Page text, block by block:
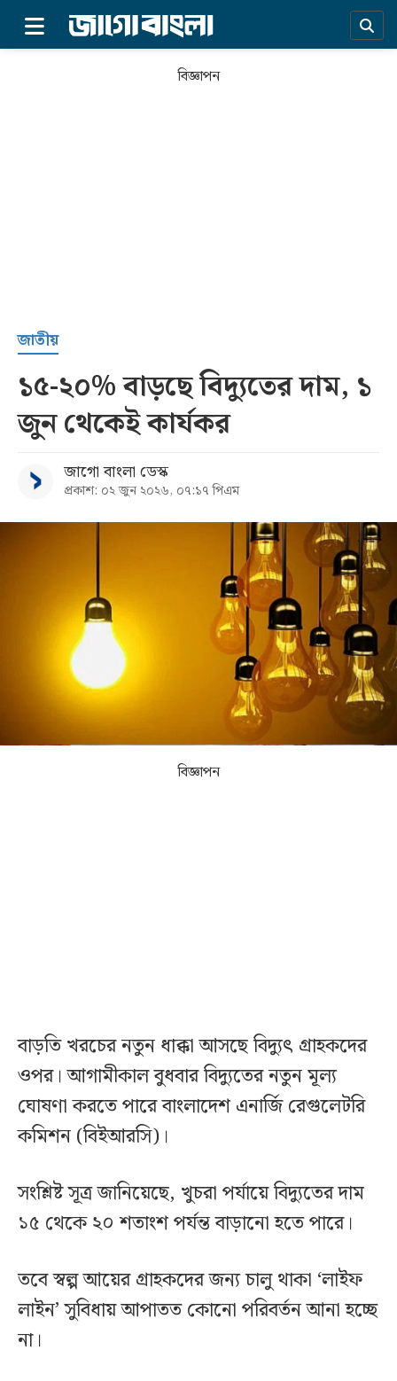
সর্বশেষ
সব
বিভাগ
কনভার্টার
বিজ্ঞাপন
জাতীয়
১৫-২০% বাড়ছে বিদ্যুতের দাম, ১
জুন থেকেই কার্যকর
জাগো বাংলা ডেস্ক
প্রকাশ: ০২ জুন ২০২৬, ০৭:১৭ পিএম
বিজ্ঞাপন
বাড়তি খরচের নতুন ধাক্কা আসছে বিদ্যুৎ গ্রাহকদের
ওপর। আগামীকাল বুধবার বিদ্যুতের নতুন মূল্য
ঘোষণা করতে পারে বাংলাদেশ এনার্জি রেগুলেটরি
কমিশন (বিইআরসি)।
সংশ্লিষ্ট সূত্র জানিয়েছে, খুচরা পর্যায়ে বিদ্যুতের দাম
১৫ থেকে ২০ শতাংশ পর্যন্ত বাড়ানো হতে পারে।
তবে স্বল্প আয়ের গ্রাহকদের জন্য চালু থাকা ‘লাইফ
লাইন’ সুবিধায় আপাতত কোনো পরিবর্তন আনা হচ্ছে
না।